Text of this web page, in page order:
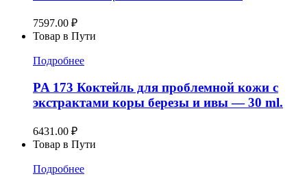
7597.00 ₽
Товар в Пути
Подробнее
PA 173 Коктейль для проблемной кожи с
экстрактами коры березы и ивы — 30 ml.
6431.00 ₽
Товар в Пути
Подробнее